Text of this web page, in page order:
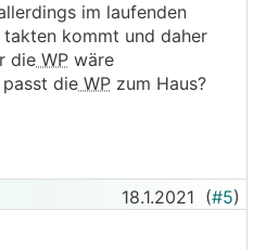
im laufenden
kommt und daher
die WP wäre
die WP zum Haus?
18.1.2021 (#5)